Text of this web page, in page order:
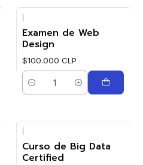
Examen de Web
Design
$100.000 CLP
Cantidad
Curso de Big Data
Certified